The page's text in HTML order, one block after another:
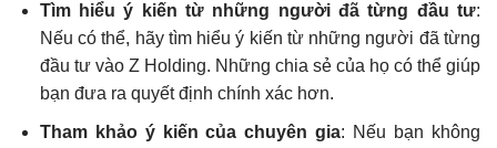
Tìm hiểu ý kiến từ những người đã từng đầu tư:
Nếu có thể, hãy tìm hiểu ý kiến từ những người đã từng
đầu tư vào Z Holding. Những chia sẻ của họ có thể giúp
bạn đưa ra quyết định chính xác hơn.
Tham khảo ý kiến của chuyên gia: Nếu bạn không